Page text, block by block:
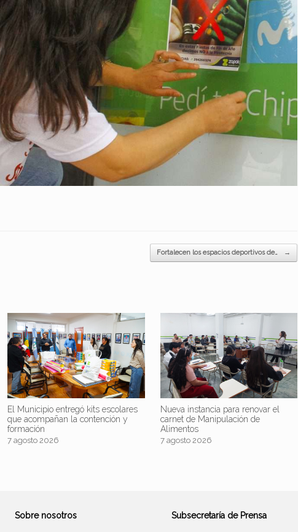
Fortalecen los espacios deportivos de… →
El Municipio entregó kits escolares
que acompañan la contención y
formación
7 agosto 2026
Nueva instancia para renovar el
carnet de Manipulación de
Alimentos
7 agosto 2026
Sobre nosotros Subsecretaría de Prensa